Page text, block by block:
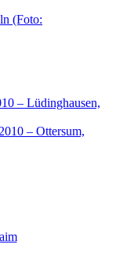
– Lüdinghausen,
– Ottersum,